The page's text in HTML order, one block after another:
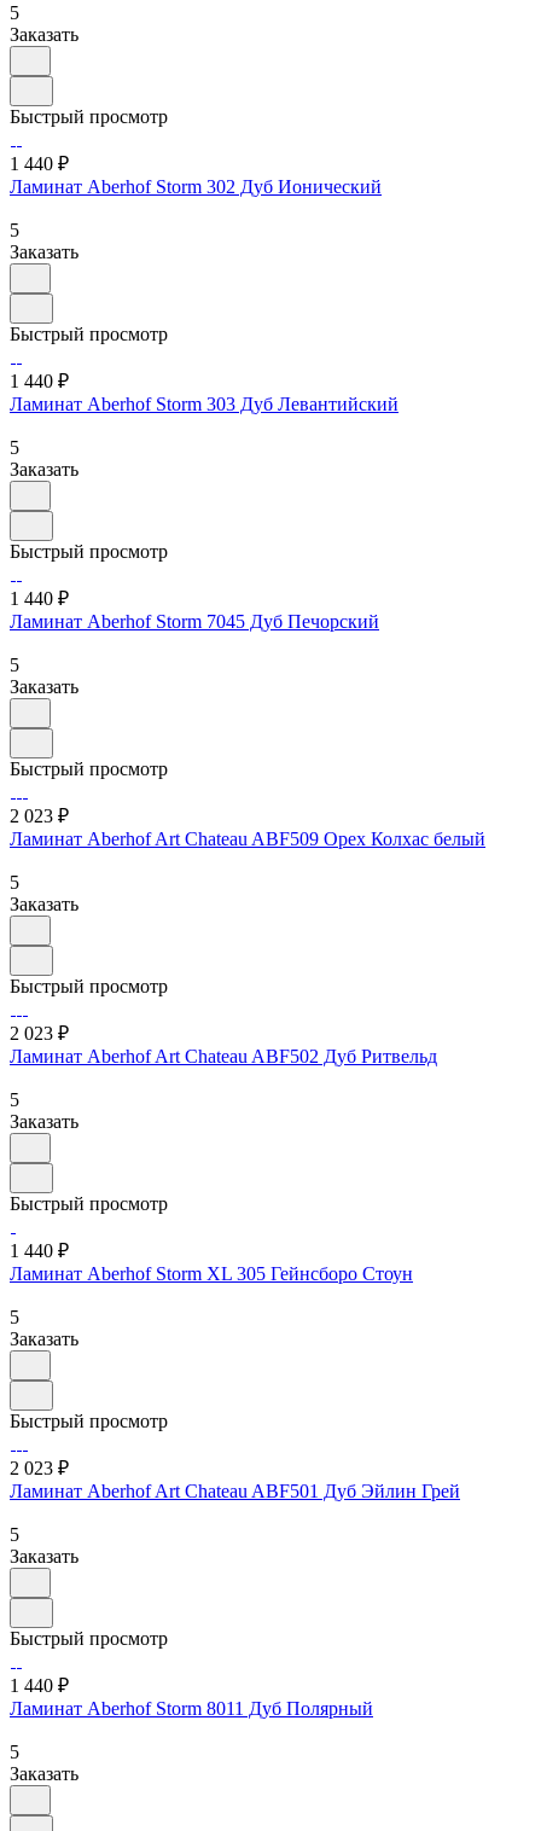
5
Заказать
Быстрый просмотр
1 440 ₽
Ламинат Aberhof Storm 302 Дуб Ионический
5
Заказать
Быстрый просмотр
1 440 ₽
Ламинат Aberhof Storm 303 Дуб Левантийский
5
Заказать
Быстрый просмотр
1 440 ₽
Ламинат Aberhof Storm 7045 Дуб Печорский
5
Заказать
Быстрый просмотр
2 023 ₽
Ламинат Aberhof Art Chateau ABF509 Орех Колхас белый
5
Заказать
Быстрый просмотр
2 023 ₽
Ламинат Aberhof Art Chateau ABF502 Дуб Ритвельд
5
Заказать
Быстрый просмотр
1 440 ₽
Ламинат Aberhof Storm XL 305 Гейнсборо Стоун
5
Заказать
Быстрый просмотр
2 023 ₽
Ламинат Aberhof Art Chateau ABF501 Дуб Эйлин Грей
5
Заказать
Быстрый просмотр
1 440 ₽
Ламинат Aberhof Storm 8011 Дуб Полярный
5
Заказать